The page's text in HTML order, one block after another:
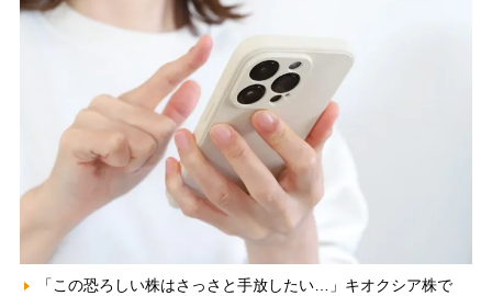
「この恐ろしい株はさっさと手放したい…」キオクシア株で